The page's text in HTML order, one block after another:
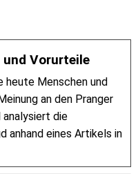
Vorurteile
Menschen und
an den Pranger
die
anhand eines Artikels in